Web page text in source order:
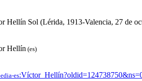
Hellín Sol (Lérida, 1913-Valencia, 27 de
Hellín (es)
es